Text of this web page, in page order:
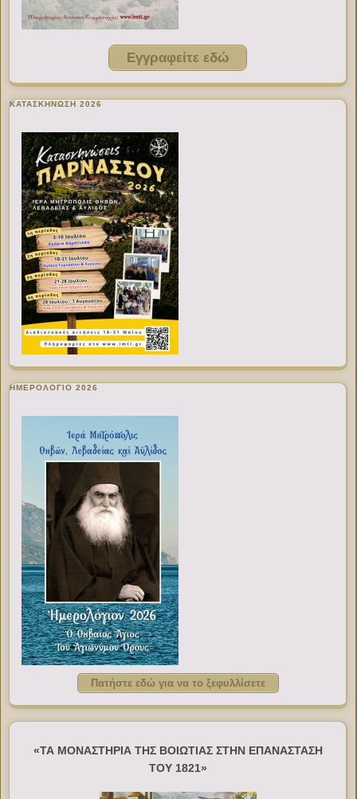
Εγγραφείτε εδώ
ΚΑΤΑΣΚΗΝΩΣΗ 2026
ΗΜΕΡΟΛΟΓΙΟ 2026
Πατήστε εδώ για να το ξεφυλλίσετε
«ΤΑ ΜΟΝΑΣΤΗΡΙΑ ΤΗΣ ΒΟΙΩΤΙΑΣ ΣΤΗΝ ΕΠΑΝΑΣΤΑΣΗ
ΤΟΥ 1821»